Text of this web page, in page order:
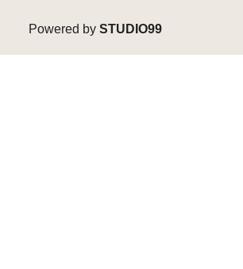
Powered by STUDIO99